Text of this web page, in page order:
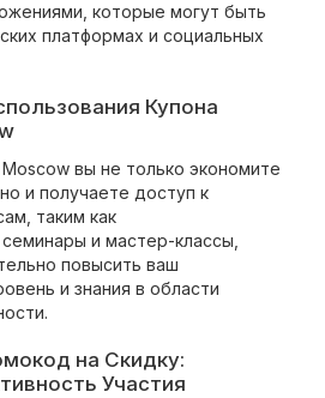
которые могут быть
платформах и социальных
Купона
вы не только экономите
и получаете доступ к
таким как
и мастер-классы,
повысить ваш
и знания в области
на Скидку:
Участия